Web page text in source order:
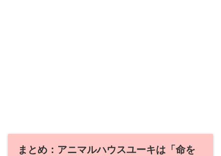
まとめ：アニマルハウスユーキは「命を